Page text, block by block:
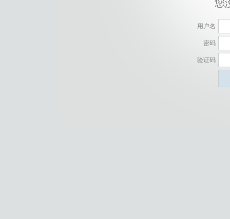
用户名
密码
验证码